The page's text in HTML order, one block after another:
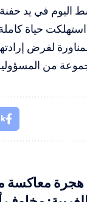
في يد حفنة
حياة
لفرض
من المسؤولين
هجرة معاكسة